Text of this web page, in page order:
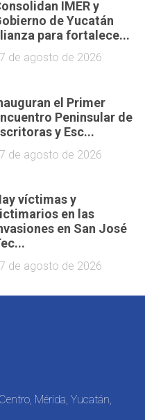
IMER y
de Yucatán
para fortalece...
de agosto de 2026
el Primer
Peninsular de
y Esc...
de agosto de 2026
víctimas y
en las
en San José
de agosto de 2026
Mérida, Yucatán,